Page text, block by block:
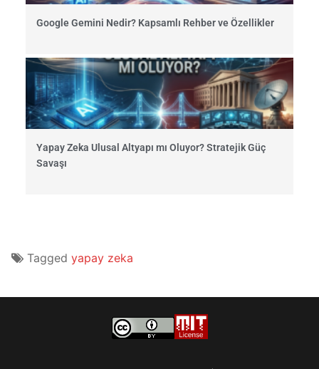
Google Gemini Nedir? Kapsamlı Rehber ve Özellikler
Yapay Zeka Ulusal Altyapı mı Oluyor? Stratejik Güç
Savaşı
Tagged yapay zeka